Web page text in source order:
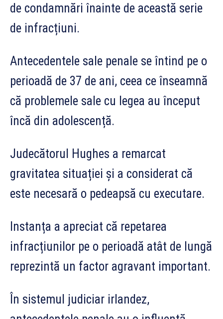
de condamnări înainte de această serie
de infracțiuni.
Antecedentele sale penale se întind pe o
perioadă de 37 de ani, ceea ce înseamnă
că problemele sale cu legea au început
încă din adolescență.
Judecătorul Hughes a remarcat
gravitatea situației și a considerat că
este necesară o pedeapsă cu executare.
Instanța a apreciat că repetarea
infracțiunilor pe o perioadă atât de lungă
reprezintă un factor agravant important.
În sistemul judiciar irlandez,